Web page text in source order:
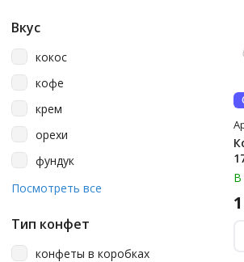
Вкус
кокос
кофе
крем
орехи
фундук
шоколад
Посмотреть все
Тип конфет
конфеты в коробках
В